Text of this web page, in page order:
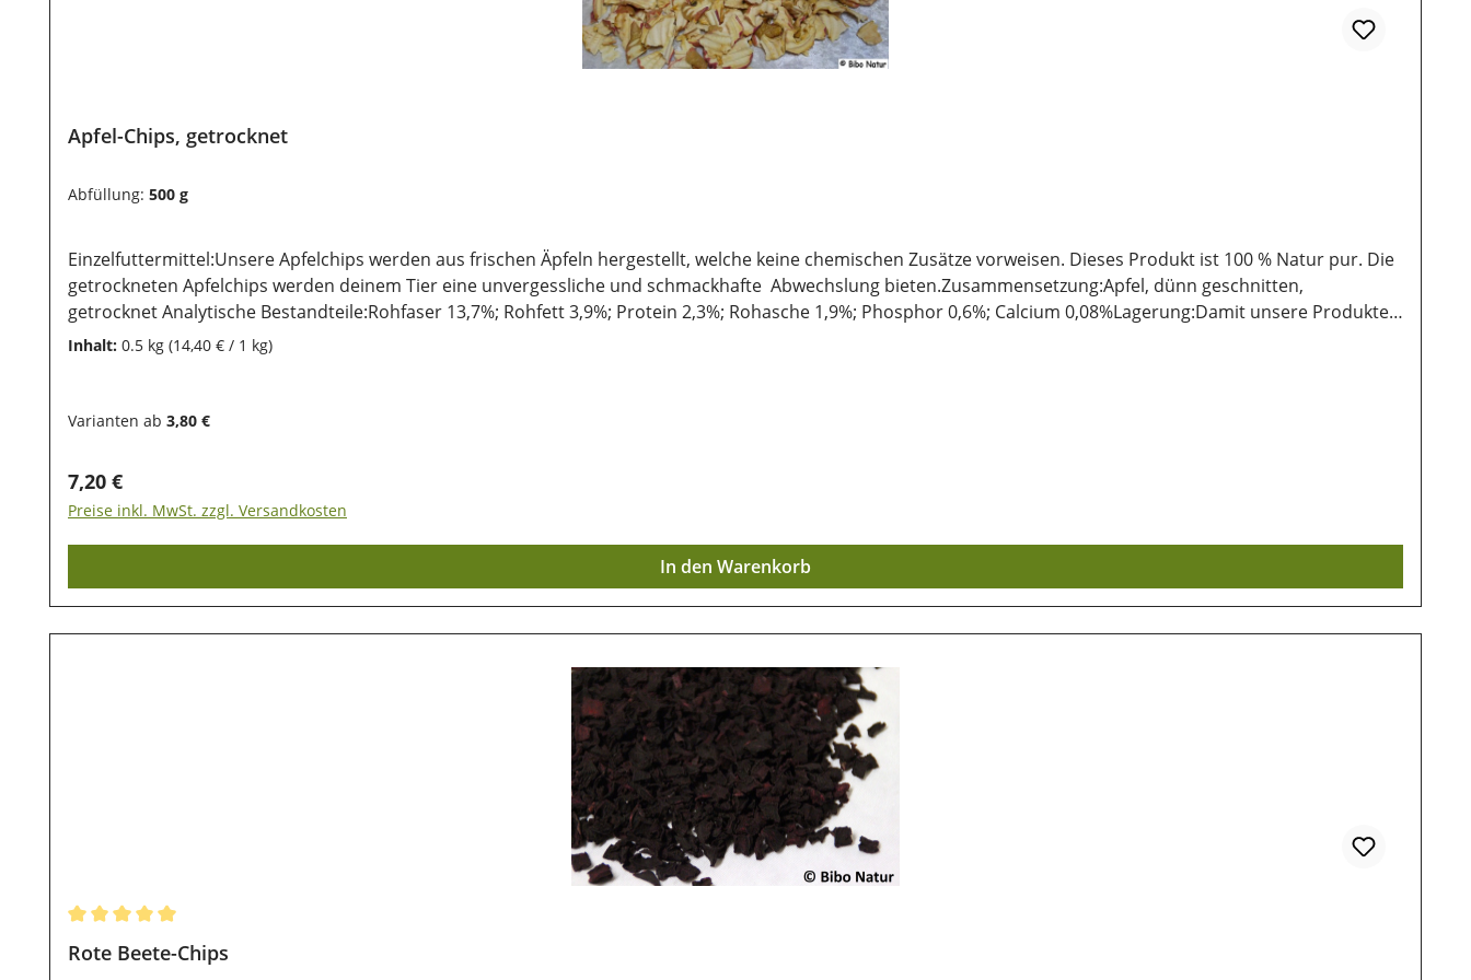
Apfel-Chips, getrocknet
Abfüllung: 500 g
Einzelfuttermittel:Unsere Apfelchips werden aus frischen Äpfeln hergestellt, welche keine chemischen Zusätze vorweisen. Dieses Produkt ist 100 % Natur pur. Die
getrockneten Apfelchips werden deinem Tier eine unvergessliche und schmackhafte Abwechslung bieten.Zusammensetzung:Apfel, dünn geschnitten,
getrocknet Analytische Bestandteile:Rohfaser 13,7%; Rohfett 3,9%; Protein 2,3%; Rohasche 1,9%; Phosphor 0,6%; Calcium 0,08%Lagerung:Damit unsere Produkte
auch nach dem Kauf noch lange haltbar bleiben, ist eine trockene und luftdichte Aufbewahrung wichtig. Ebenso sollten sie vor direkter
Inhalt: 0.5 kg (14,40 € / 1 kg)
Varianten ab 3,80 €
Regulärer Preis:
7,20 €
Preise inkl. MwSt. zzgl. Versandkosten
In den Warenkorb
Durchschnittliche Bewertung von 5 von 5 Sternen
Rote Beete-Chips